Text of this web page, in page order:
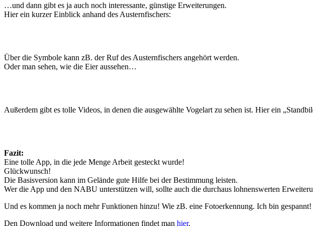
…und dann gibt es ja auch noch interessante, günstige Erweiterungen.
Hier ein kurzer Einblick anhand des Austernfischers:
Über die Symbole kann zB. der Ruf des Austernfischers angehört werden.
Oder man sehen, wie die Eier aussehen…
Außerdem gibt es tolle Videos, in denen die ausgewählte Vogelart zu sehen ist. Hier ein
Fazit:
Eine tolle App, in die jede Menge Arbeit gesteckt wurde!
Glückwunsch!
Die Basisversion kann im Gelände gute Hilfe bei der Bestimmung leisten.
Wer die App und den NABU unterstützen will, sollte auch die durchaus lohnenswerten
Und es kommen ja noch mehr Funktionen hinzu! Wie zB. eine Fotoerkennung. Ich bin gespannt!
Den Download und weitere Informationen findet man hier.